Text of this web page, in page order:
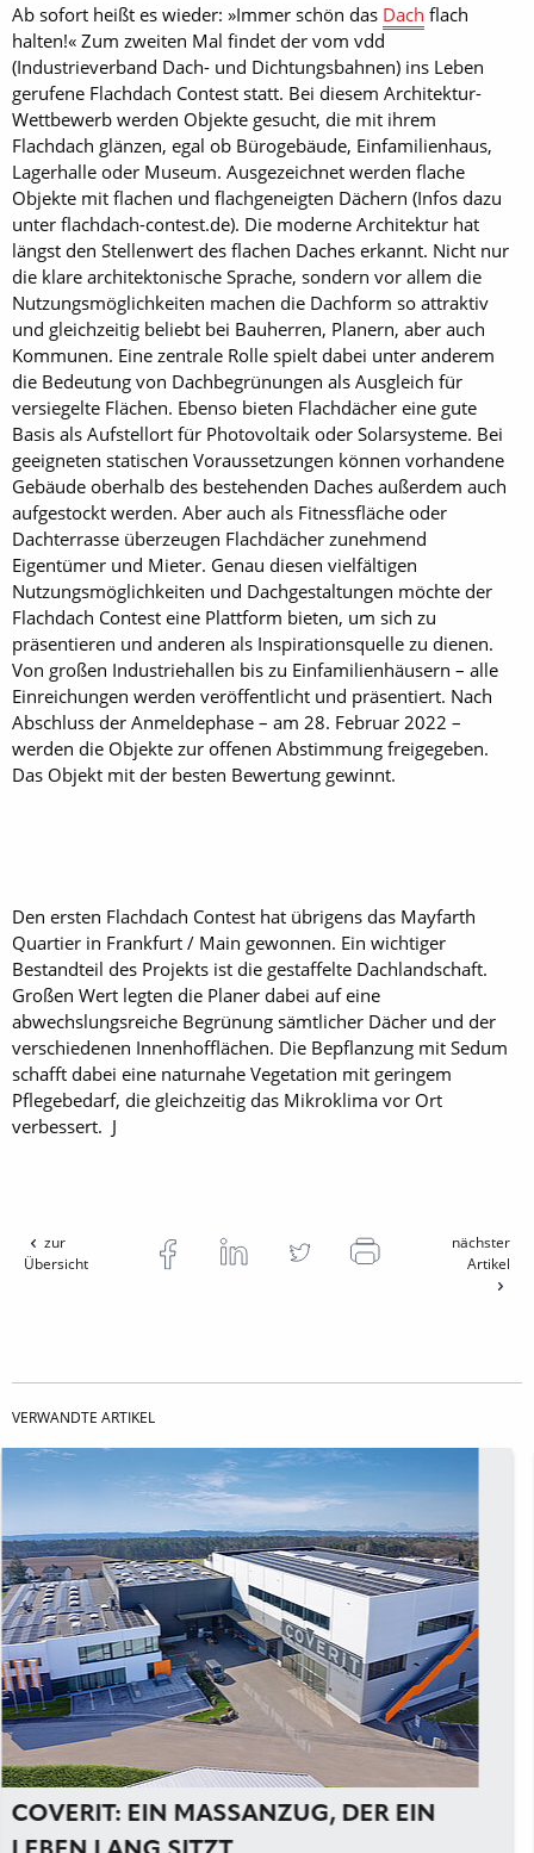
Ab sofort heißt es wieder: »Immer schön das Dach flach
halten!« Zum zweiten Mal findet der vom vdd
(Industrieverband Dach- und Dichtungsbahnen) ins Leben
gerufene Flachdach Contest statt. Bei diesem Architektur-
Wettbewerb werden Objekte gesucht, die mit ihrem
Flachdach glänzen, egal ob Bürogebäude, Einfamilienhaus,
Lagerhalle oder Museum. Ausgezeichnet werden flache
Objekte mit flachen und flachgeneigten Dächern (Infos dazu
unter flachdach-contest.de). Die moderne Architektur hat
längst den Stellenwert des flachen Daches erkannt. Nicht nur
die klare architektonische Sprache, sondern vor allem die
Nutzungsmöglichkeiten machen die Dachform so attraktiv
und gleichzeitig beliebt bei Bauherren, Planern, aber auch
Kommunen. Eine zentrale Rolle spielt dabei unter anderem
die Bedeutung von Dachbegrünungen als Ausgleich für
versiegelte Flächen. Ebenso bieten Flachdächer eine gute
Basis als Aufstellort für Photovoltaik oder Solarsysteme. Bei
geeigneten statischen Voraussetzungen können vorhandene
Gebäude oberhalb des bestehenden Daches außerdem auch
aufgestockt werden. Aber auch als Fitnessfläche oder
Dachterrasse überzeugen Flachdächer zunehmend
Eigentümer und Mieter. Genau diesen vielfältigen
Nutzungsmöglichkeiten und Dachgestaltungen möchte der
Flachdach Contest eine Plattform bieten, um sich zu
präsentieren und anderen als Inspirationsquelle zu dienen.
Von großen Industriehallen bis zu Einfamilienhäusern – alle
Einreichungen werden veröffentlicht und präsentiert. Nach
Abschluss der Anmeldephase – am 28. Februar 2022 –
werden die Objekte zur offenen Abstimmung freigegeben.
Das Objekt mit der besten Bewertung gewinnt.
Den ersten Flachdach Contest hat übrigens das Mayfarth
Quartier in Frankfurt / Main gewonnen. Ein wichtiger
Bestandteil des Projekts ist die gestaffelte Dachlandschaft.
Großen Wert legten die Planer dabei auf eine
abwechslungsreiche Begrünung sämtlicher Dächer und der
verschiedenen Innenhofflächen. Die Bepflanzung mit Sedum
schafft dabei eine naturnahe Vegetation mit geringem
Pflegebedarf, die gleichzeitig das Mikroklima vor Ort
verbessert. J
zur
Übersicht
nächster
Artikel
VERWANDTE ARTIKEL
BITUMENBAHN: DAS MAYFARTH